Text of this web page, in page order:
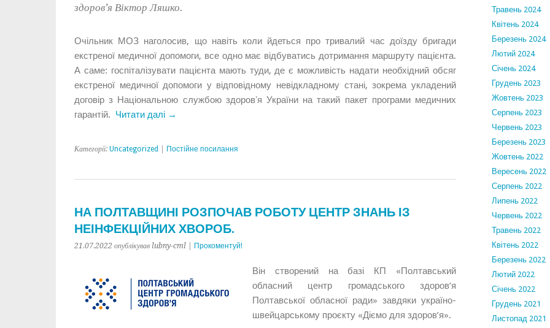
здоров’я Віктор Ляшко.
Очільник МОЗ наголосив, що навіть коли йдеться про тривалий час доїзду бригади
екстреної медичної допомоги, все одно має відбуватись дотримання маршруту пацієнта.
А саме: госпіталізувати пацієнта мають туди, де є можливість надати необхідний обсяг
екстреної медичної допомоги у відповідному невідкладному стані, зокрема укладений
договір з Національною службою здоровʼя України на такий пакет програми медичних
гарантій. Читати далі →
Категорії: Uncategorized Постійне посилання
НА ПОЛТАВЩИНІ РОЗПОЧАВ РОБОТУ ЦЕНТР ЗНАНЬ ІЗ
НЕІНФЕКЦІЙНИХ ХВОРОБ.
21.07.2022 опублікував lubny-cml | Прокоментуй!
Він створений на базі КП «Полтавський
обласний центр громадського здоров’я
Полтавської обласної ради» завдяки україно-
швейцарському проєкту «Діємо для здоров’я».
Травень 2024
Квітень 2024
Березень 2024
Лютий 2024
Січень 2024
Грудень 2023
Жовтень 2023
Серпень 2023
Червень 2023
Березень 2023
Жовтень 2022
Вересень 2022
Серпень 2022
Липень 2022
Червень 2022
Травень 2022
Квітень 2022
Березень 2022
Лютий 2022
Січень 2022
Грудень 2021
Листопад 2021